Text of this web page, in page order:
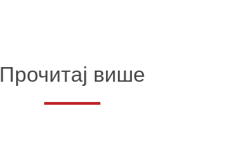
Прочитај више